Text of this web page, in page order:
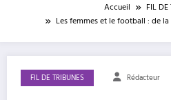
Accueil
FIL DE
Les femmes et le football : de
FIL DE TRIBUNES Rédacteur